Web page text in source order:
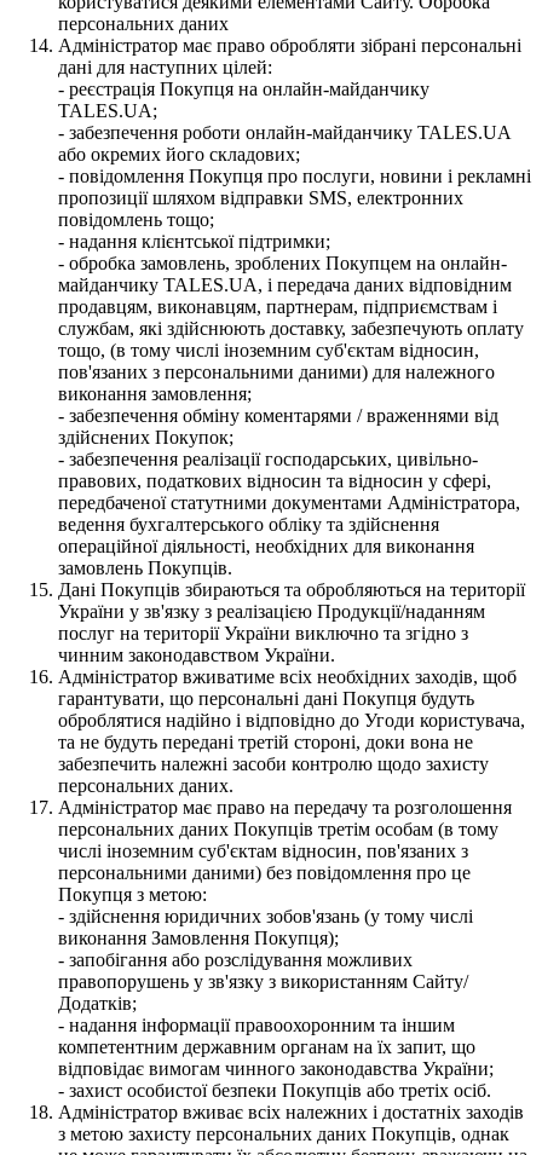
персональних даних
Адміністратор має право обробляти зібрані персональні
дані для наступних цілей:
- реєстрація Покупця на онлайн-майданчику
TALES.UA;
- забезпечення роботи онлайн-майданчику TALES.UA
або окремих його складових;
- повідомлення Покупця про послуги, новини і рекламні
пропозиції шляхом відправки SMS, електронних
повідомлень тощо;
- надання клієнтської підтримки;
- обробка замовлень, зроблених Покупцем на онлайн-
майданчику TALES.UA, і передача даних відповідним
продавцям, виконавцям, партнерам, підприємствам і
службам, які здійснюють доставку, забезпечують оплату
тощо, (в тому числі іноземним суб'єктам відносин,
пов'язаних з персональними даними) для належного
виконання замовлення;
- забезпечення обміну коментарями / враженнями від
здійснених Покупок;
- забезпечення реалізації господарських, цивільно-
правових, податкових відносин та відносин у сфері,
передбаченої статутними документами Адміністратора,
ведення бухгалтерського обліку та здійснення
операційної діяльності, необхідних для виконання
замовлень Покупців.
Дані Покупців збираються та обробляються на території
України у зв'язку з реалізацією Продукції/наданням
послуг на території України виключно та згідно з
чинним законодавством України.
Адміністратор вживатиме всіх необхідних заходів, щоб
гарантувати, що персональні дані Покупця будуть
оброблятися надійно і відповідно до Угоди користувача,
та не будуть передані третій стороні, доки вона не
забезпечить належні засоби контролю щодо захисту
персональних даних.
Адміністратор має право на передачу та розголошення
персональних даних Покупців третім особам (в тому
числі іноземним суб'єктам відносин, пов'язаних з
персональними даними) без повідомлення про це
Покупця з метою:
- здійснення юридичних зобов'язань (у тому числі
виконання Замовлення Покупця);
- запобігання або розслідування можливих
правопорушень у зв'язку з використанням Сайту/
Додатків;
- надання інформації правоохоронним та іншим
компетентним державним органам на їх запит, що
відповідає вимогам чинного законодавства України;
- захист особистої безпеки Покупців або третіх осіб.
Адміністратор вживає всіх належних і достатніх заходів
з метою захисту персональних даних Покупців, однак